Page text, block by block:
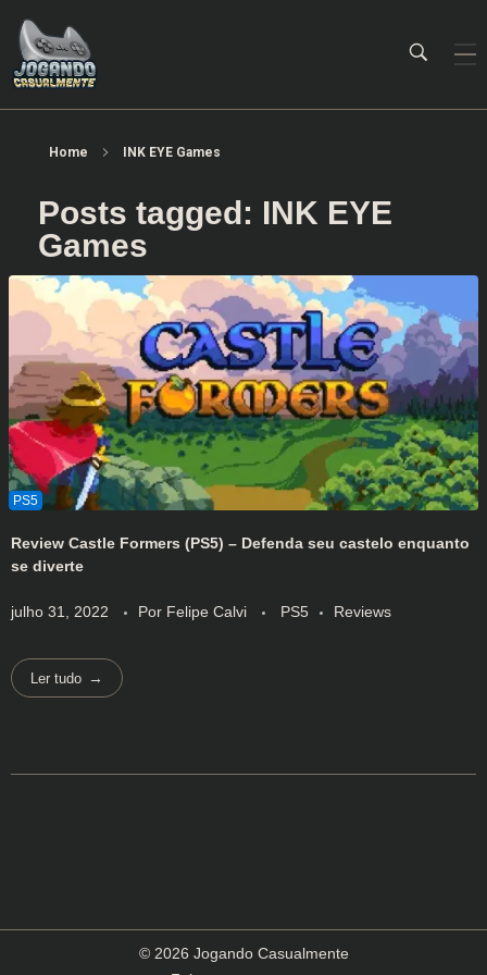
Home INK EYE Games
Posts tagged: INK EYE
Games
Review Castle Formers (PS5) – Defenda seu castelo enquanto
se diverte
julho 31, 2022 Por Felipe Calvi PS5 Reviews
Ler tudo
© 2026 Jogando Casualmente